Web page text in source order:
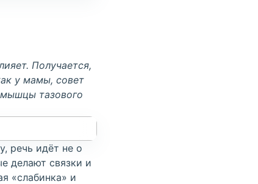
Получается,
у мамы, совет
мышцы тазового
речь идёт не о
делают связки и
«слабинка» и